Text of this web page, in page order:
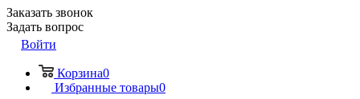
Заказать звонок
Задать вопрос
Войти
Корзина0
Избранные товары0